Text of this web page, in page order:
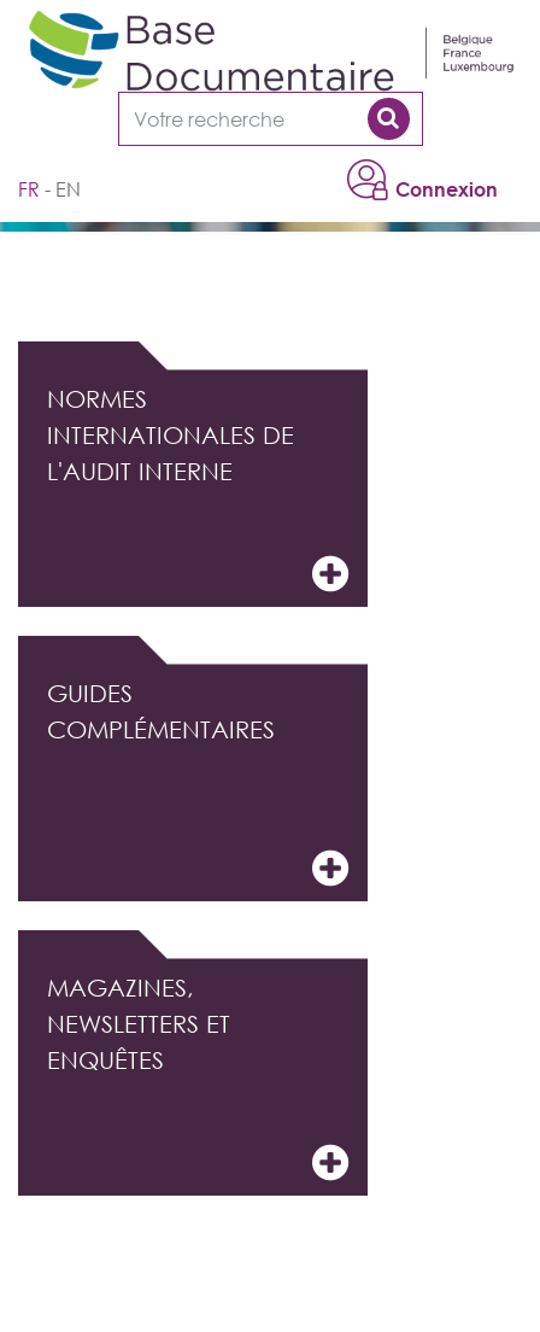
Connexion
FR EN
NORMES
INTERNATIONALES DE
L'AUDIT INTERNE
GUIDES
COMPLÉMENTAIRES
MAGAZINES,
NEWSLETTERS ET
ENQUÊTES
Cookies management panel